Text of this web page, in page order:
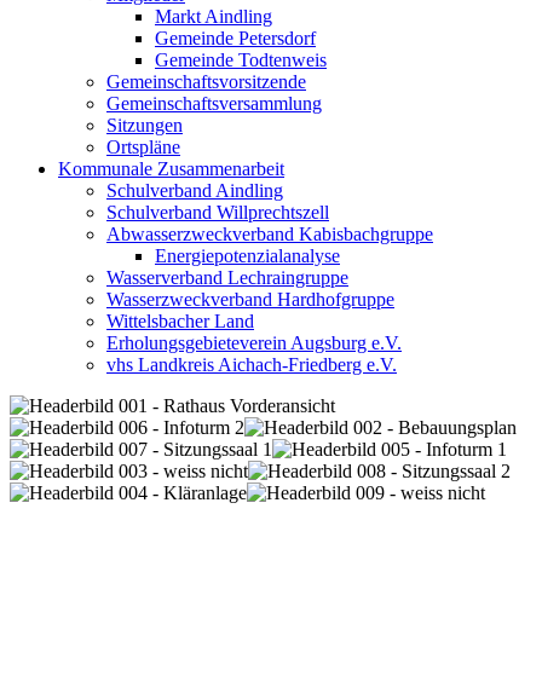
Markt Aindling
Gemeinde Petersdorf
Gemeinde Todtenweis
Gemeinschaftsvorsitzende
Gemeinschaftsversammlung
Sitzungen
Ortspläne
Kommunale Zusammenarbeit
Schulverband Aindling
Schulverband Willprechtszell
Abwasserzweckverband Kabisbachgruppe
Energiepotenzialanalyse
Wasserverband Lechraingruppe
Wasserzweckverband Hardhofgruppe
Wittelsbacher Land
Erholungsgebieteverein Augsburg e.V.
vhs Landkreis Aichach-Friedberg e.V.